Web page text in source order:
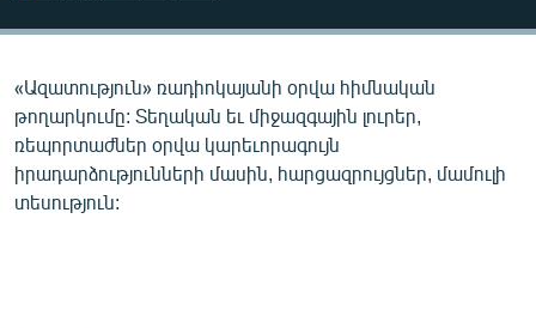
ԿՈՐՈՆԱՎԻՐՈՒՍ
ՏԵՍԱՆՅՈՒԹԵՐ
ԲԱՆԱՎԵՃ
ՁԳՏԵԼՈՎ ԼԱՎԱԳՈՒՅՆԻՆ
«Ազատություն» ռադիոկայանի օրվա հիմնական
թողարկումը: Տեղական եւ միջազգային լուրեր,
ռեպորտաժներ օրվա կարեւորագույն
իրադարձությունների մասին, հարցազրույցներ, մամուլի
տեսություն: